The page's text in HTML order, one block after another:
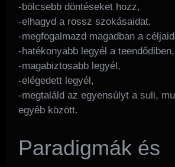
-bölcsebb döntéseket hozz,
-elhagyd a rossz szokásaidat,
-megfogalmazd magadban a
-hatékonyabb legyél a teendődiben,
-magabiztosabb legyél,
-elégedett legyél,
-megtaláld az egyensúlyt a suli,
egyéb között.
Paradigmák és